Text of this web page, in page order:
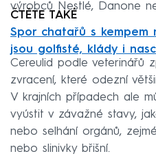
výrobců Nestlé, Danone
ČTĚTE TAKÉ
Spor chatařů s kempem
jsou golfisté, klády i
Cereulid podle veterinářů
zvracení, které odezní
V krajních případech ale
vyústit v závažné stavy,
nebo selhání orgánů,
nebo slinivky břišní.